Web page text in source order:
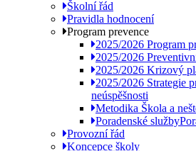
Školní řád
Pravidla hodnocení
Program prevence
2025/2026 Program
2025/2026
2025/2026 Krizový
2025/2026 Strategie
neúspěšnosti
Metodika Škola a
Poradenské služby
Provozní řád
Koncepce školy